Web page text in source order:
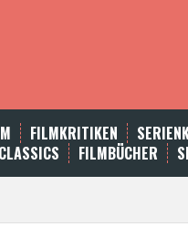
FILMKRITIKEN
FILMBÜCHER